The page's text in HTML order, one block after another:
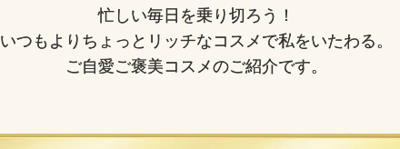
忙しい毎日を乗り切ろう！
いつもよりちょっとリッチなコスメで私をいたわる。
ご自愛ご褒美コスメのご紹介です。